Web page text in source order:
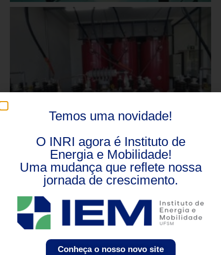
Temos uma novidade!
O INRI agora é Instituto de
Energia e Mobilidade!
Uma mudança que reflete nossa
jornada de crescimento.
Conheça o nosso novo site